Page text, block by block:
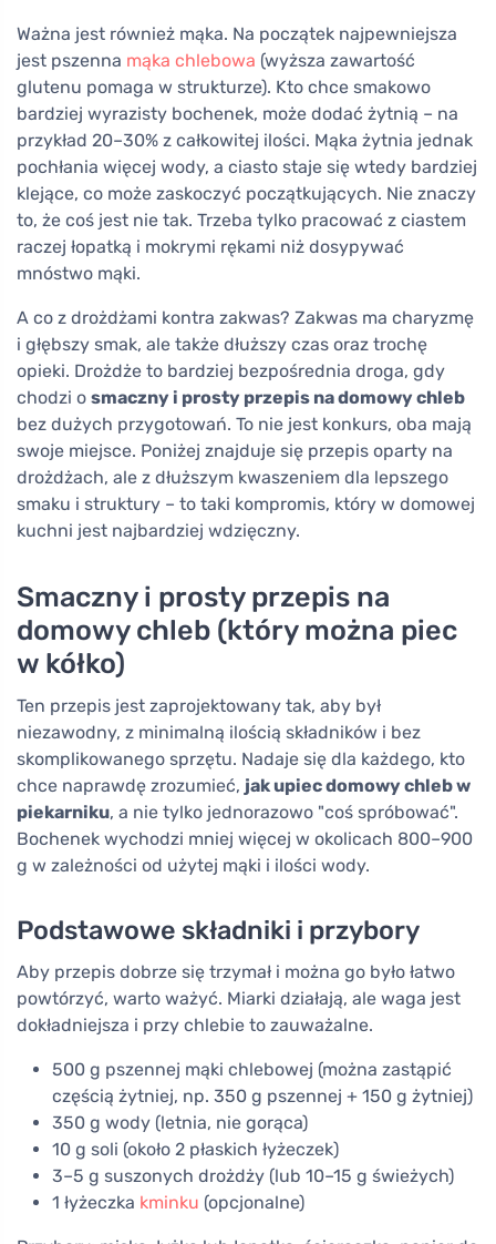
Ważna jest również mąka. Na początek najpewniejsza
jest pszenna mąka chlebowa (wyższa zawartość
glutenu pomaga w strukturze). Kto chce smakowo
bardziej wyrazisty bochenek, może dodać żytnią – na
przykład 20–30% z całkowitej ilości. Mąka żytnia jednak
pochłania więcej wody, a ciasto staje się wtedy bardziej
klejące, co może zaskoczyć początkujących. Nie znaczy
to, że coś jest nie tak. Trzeba tylko pracować z ciastem
raczej łopatką i mokrymi rękami niż dosypywać
mnóstwo mąki.
A co z drożdżami kontra zakwas? Zakwas ma charyzmę
i głębszy smak, ale także dłuższy czas oraz trochę
opieki. Drożdże to bardziej bezpośrednia droga, gdy
chodzi o smaczny i prosty przepis na domowy chleb
bez dużych przygotowań. To nie jest konkurs, oba mają
swoje miejsce. Poniżej znajduje się przepis oparty na
drożdżach, ale z dłuższym kwaszeniem dla lepszego
smaku i struktury – to taki kompromis, który w domowej
kuchni jest najbardziej wdzięczny.
Smaczny i prosty przepis na
domowy chleb (który można piec
w kółko)
Ten przepis jest zaprojektowany tak, aby był
niezawodny, z minimalną ilością składników i bez
skomplikowanego sprzętu. Nadaje się dla każdego, kto
chce naprawdę zrozumieć, jak upiec domowy chleb w
piekarniku, a nie tylko jednorazowo "coś spróbować".
Bochenek wychodzi mniej więcej w okolicach 800–900
g w zależności od użytej mąki i ilości wody.
Podstawowe składniki i przybory
Aby przepis dobrze się trzymał i można go było łatwo
powtórzyć, warto ważyć. Miarki działają, ale waga jest
dokładniejsza i przy chlebie to zauważalne.
500 g pszennej mąki chlebowej (można zastąpić
częścią żytniej, np. 350 g pszennej + 150 g żytniej)
350 g wody (letnia, nie gorąca)
10 g soli (około 2 płaskich łyżeczek)
3–5 g suszonych drożdży (lub 10–15 g świeżych)
1 łyżeczka kminku (opcjonalne)